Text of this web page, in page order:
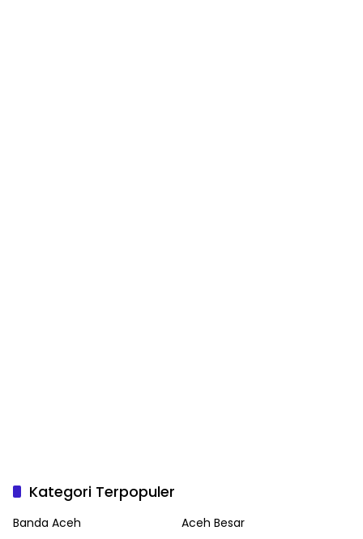
Kategori Terpopuler
Banda Aceh
Aceh Besar